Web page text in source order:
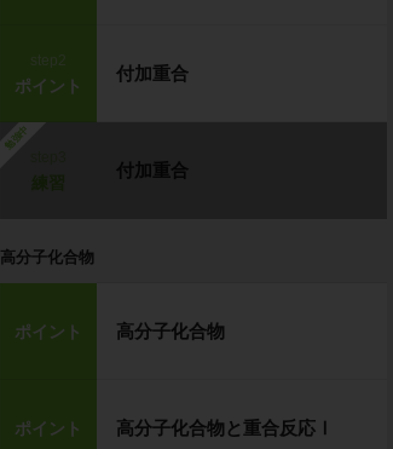
step2
ポイント
付加重合
勉強中
付加重合
高分子化合物
ポイント 高分子化合物
ポイント 高分子化合物と重合反応Ⅰ